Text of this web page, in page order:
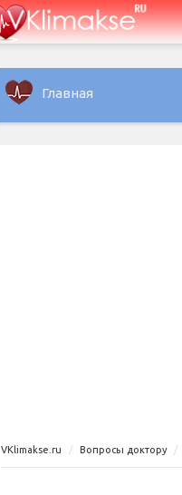
Главная
VKlimakse.ru Вопросы доктору